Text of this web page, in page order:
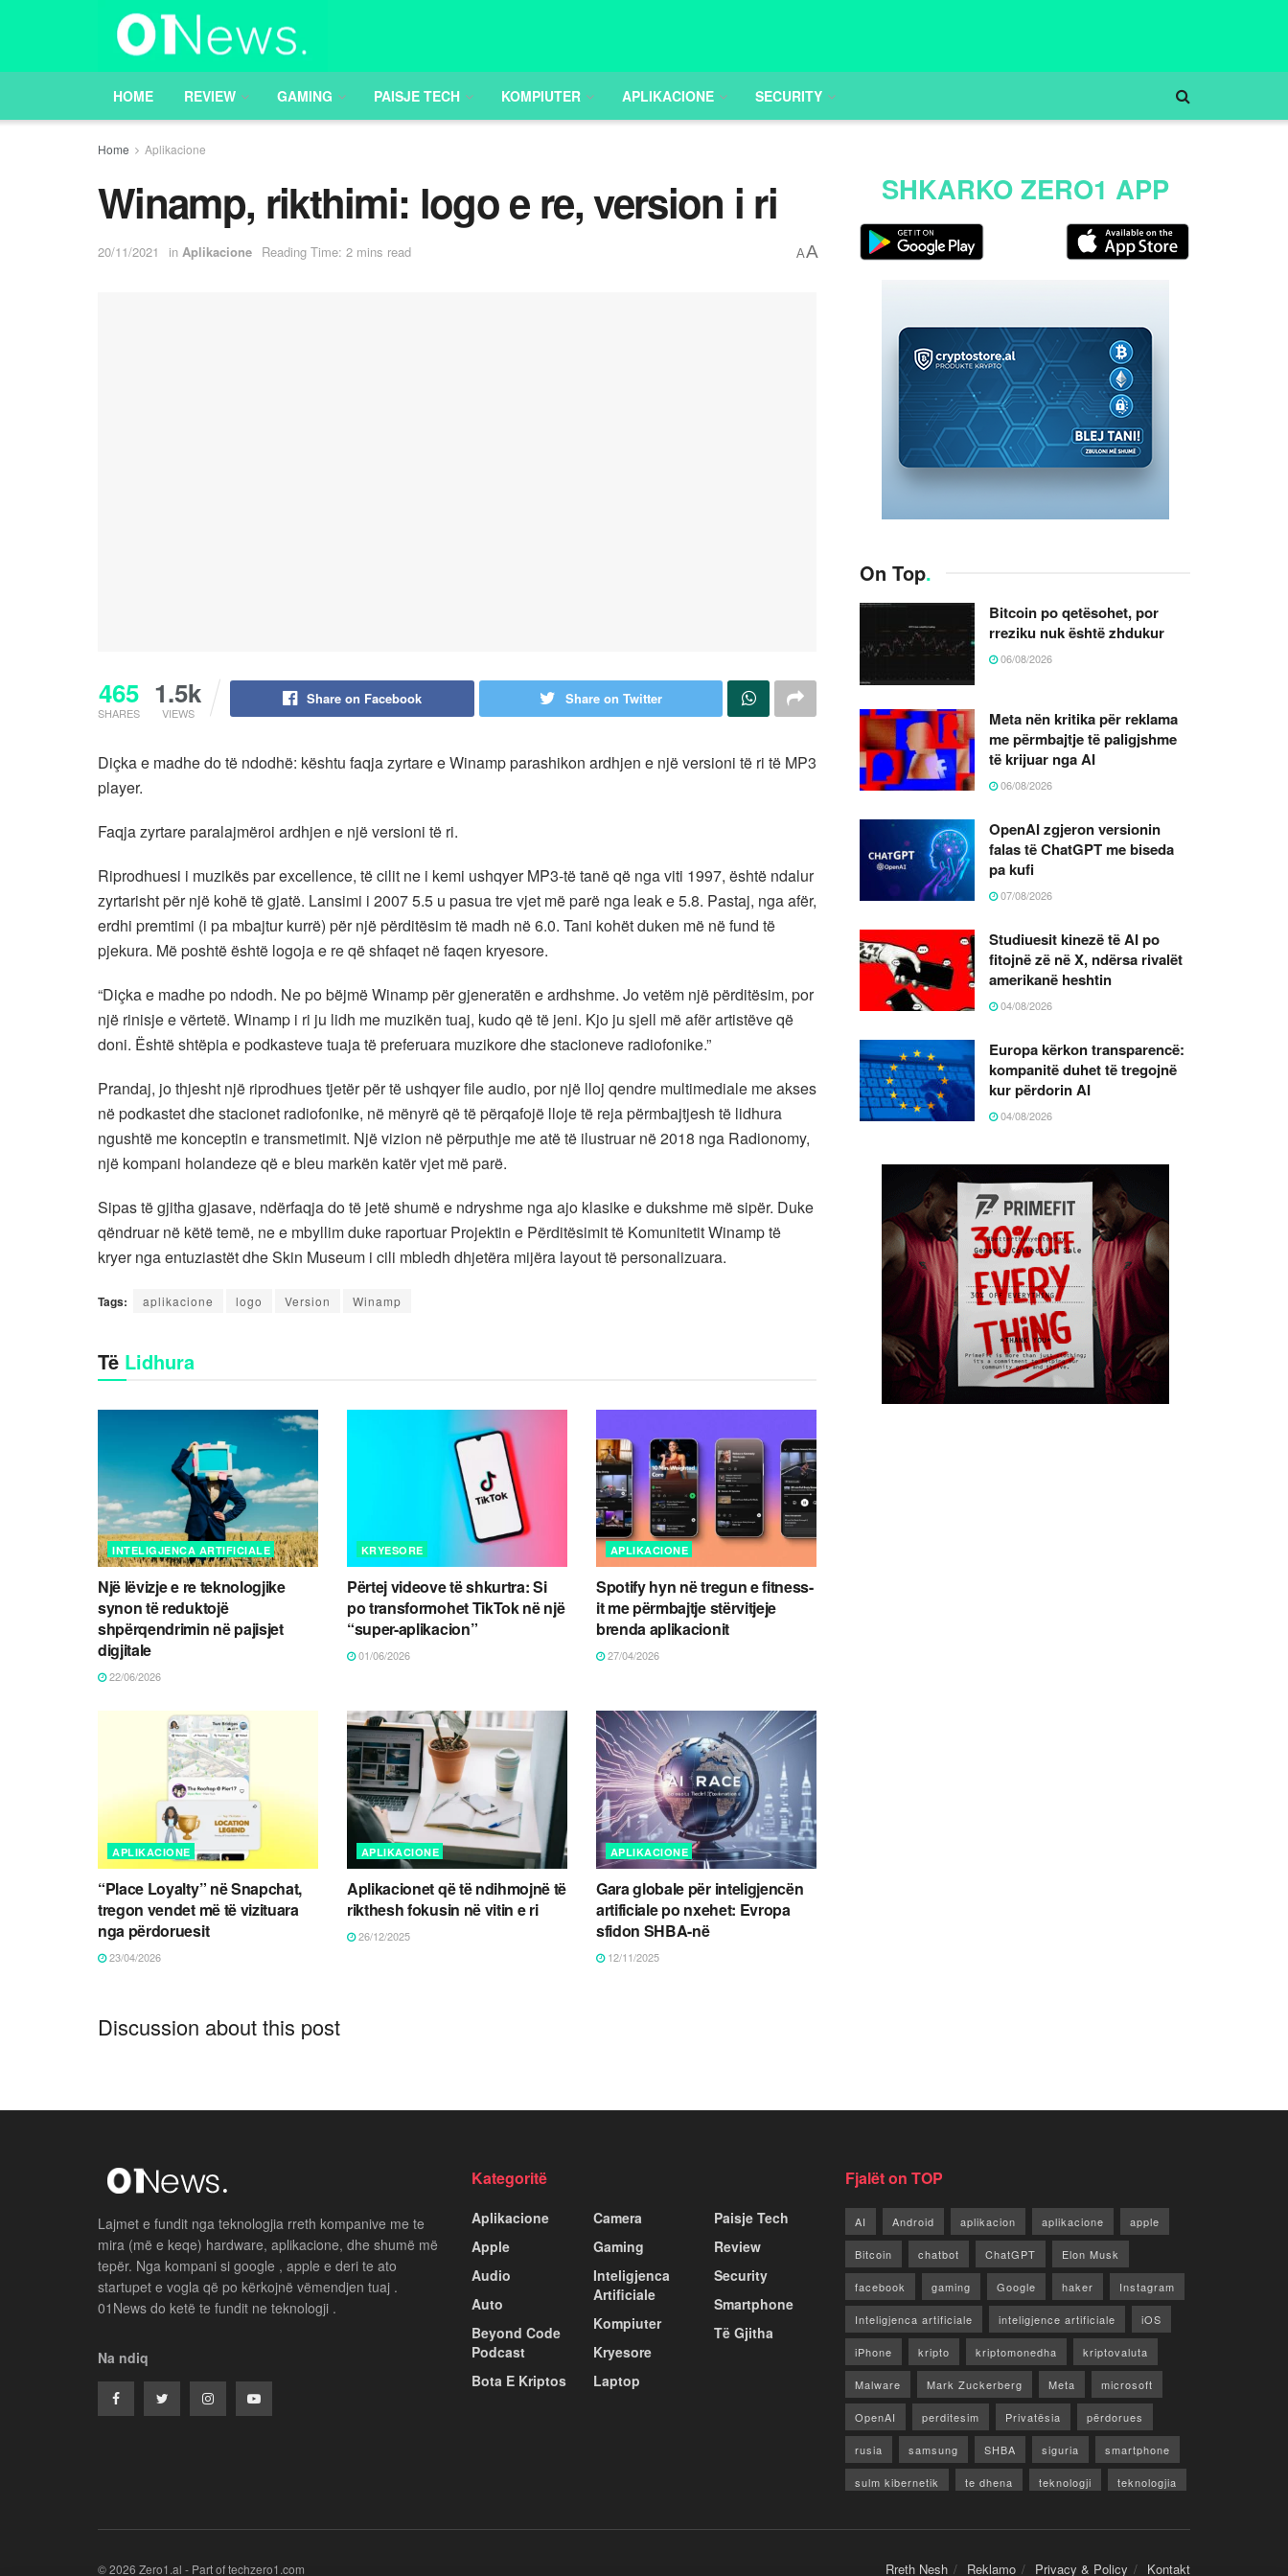
HOME REVIEW GAMING PAISJE TECH KOMPIUTER APLIKACIONE SECURITY
Home Aplikacione
Winamp, rikthimi: logo e re, version i ri
20/11/2021 in Aplikacione Reading Time: 2 mins read AA
465
SHARES
1.5k
VIEWS
Share on Facebook Share on Twitter
Diçka e madhe do të ndodhë: kështu faqja zyrtare e Winamp parashikon ardhjen e një versioni të ri të MP3
player.
Faqja zyrtare paralajmëroi ardhjen e një versioni të ri.
Riprodhuesi i muzikës par excellence, të cilit ne i kemi ushqyer MP3-të tanë që nga viti 1997, është ndalur
zyrtarisht për një kohë të gjatë. Lansimi i 2007 5.5 u pasua tre vjet më parë nga leak e 5.8. Pastaj, nga afër,
erdhi premtimi (i pa mbajtur kurrë) për një përditësim të madh në 6.0. Tani kohët duken më në fund të
pjekura. Më poshtë është logoja e re që shfaqet në faqen kryesore.
“Diçka e madhe po ndodh. Ne po bëjmë Winamp për gjeneratën e ardhshme. Jo vetëm një përditësim, por
një rinisje e vërtetë. Winamp i ri ju lidh me muzikën tuaj, kudo që të jeni. Kjo ju sjell më afër artistëve që
doni. Është shtëpia e podkasteve tuaja të preferuara muzikore dhe stacioneve radiofonike.”
Prandaj, jo thjesht një riprodhues tjetër për të ushqyer file audio, por një lloj qendre multimediale me akses
në podkastet dhe stacionet radiofonike, në mënyrë që të përqafojë lloje të reja përmbajtjesh të lidhura
ngushtë me konceptin e transmetimit. Një vizion në përputhje me atë të ilustruar në 2018 nga Radionomy,
një kompani holandeze që e bleu markën katër vjet më parë.
Sipas të gjitha gjasave, ndërfaqja do të jetë shumë e ndryshme nga ajo klasike e dukshme më sipër. Duke
qëndruar në këtë temë, ne e mbyllim duke raportuar Projektin e Përditësimit të Komunitetit Winamp të
kryer nga entuziastët dhe Skin Museum i cili mbledh dhjetëra mijëra layout të personalizuara.
Tags: aplikacione logo Version Winamp
Të Lidhura
INTELIGJENCA ARTIFICIALE
Një lëvizje e re teknologjike
synon të reduktojë
shpërqendrimin në pajisjet
digjitale
22/06/2026
KRYESORE
Përtej videove të shkurtra: Si
po transformohet TikTok në një
“super-aplikacion”
01/06/2026
APLIKACIONE
Spotify hyn në tregun e fitness-
it me përmbajtje stërvitjeje
brenda aplikacionit
27/04/2026
APLIKACIONE
“Place Loyalty” në Snapchat,
tregon vendet më të vizituara
nga përdoruesit
23/04/2026
APLIKACIONE
Aplikacionet që të ndihmojnë të
rikthesh fokusin në vitin e ri
26/12/2025
APLIKACIONE
Gara globale për inteligjencën
artificiale po nxehet: Evropa
sfidon SHBA-në
12/11/2025
Discussion about this post
SHKARKO ZERO1 APP
On Top.
Bitcoin po qetësohet, por
rreziku nuk është zhdukur
06/08/2026
Meta nën kritika për reklama
me përmbajtje të paligjshme
të krijuar nga AI
06/08/2026
OpenAI zgjeron versionin
falas të ChatGPT me biseda
pa kufi
07/08/2026
Studiuesit kinezë të AI po
fitojnë zë në X, ndërsa rivalët
amerikanë heshtin
04/08/2026
Europa kërkon transparencë:
kompanitë duhet të tregojnë
kur përdorin AI
04/08/2026
Lajmet e fundit nga teknologjia rreth kompanive me te
mira (më e keqe) hardware, aplikacione, dhe shumë më
tepër. Nga kompani si google , apple e deri te ato
startupet e vogla që po kërkojnë vëmendjen tuaj .
01News do ketë te fundit ne teknologji .
Na ndiq
Kategoritë
Aplikacione
Apple
Audio
Auto
Beyond Code
Podcast
Bota E Kriptos
Camera
Gaming
Inteligjenca
Artificiale
Kompiuter
Kryesore
Laptop
Paisje Tech
Review
Security
Smartphone
Të Gjitha
Fjalët on TOP
AI Android aplikacion aplikacione apple
Bitcoin chatbot ChatGPT Elon Musk
facebook gaming Google haker Instagram
Inteligjenca artificiale inteligjence artificiale iOS
iPhone kripto kriptomonedha kriptovaluta
Malware Mark Zuckerberg Meta microsoft
OpenAI perditesim Privatësia përdorues
rusia samsung SHBA siguria smartphone
sulm kibernetik te dhena teknologji teknologjia
Rreth Nesh Reklamo Privacy & Policy Kontakt
© 2026 Zero1.al - Part of techzero1.com